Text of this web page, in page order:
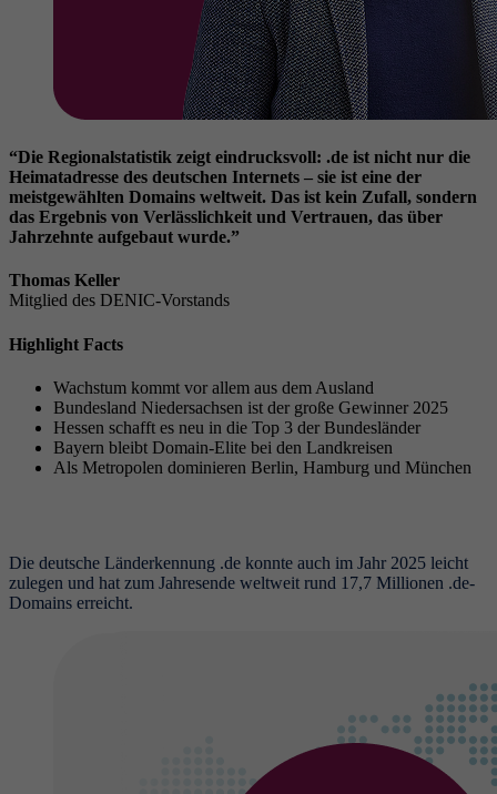
“Die Regionalstatistik zeigt eindrucksvoll: .de ist nicht nur die
Heimatadresse des deutschen Internets – sie ist eine der
meistgewählten Domains weltweit. Das ist kein Zufall, sondern
das Ergebnis von Verlässlichkeit und Vertrauen, das über
Jahrzehnte aufgebaut wurde.”
Thomas Keller
Mitglied des DENIC-Vorstands
Highlight Facts
Wachstum kommt vor allem aus dem Ausland
Bundesland Niedersachsen ist der große Gewinner 2025
Hessen schafft es neu in die Top 3 der Bundesländer
Bayern bleibt Domain-Elite bei den Landkreisen
Als Metropolen dominieren Berlin, Hamburg und München
Die deutsche Länderkennung .de konnte auch im Jahr 2025 leicht
zulegen und hat zum Jahresende weltweit rund 17,7 Millionen .de-
Domains erreicht.